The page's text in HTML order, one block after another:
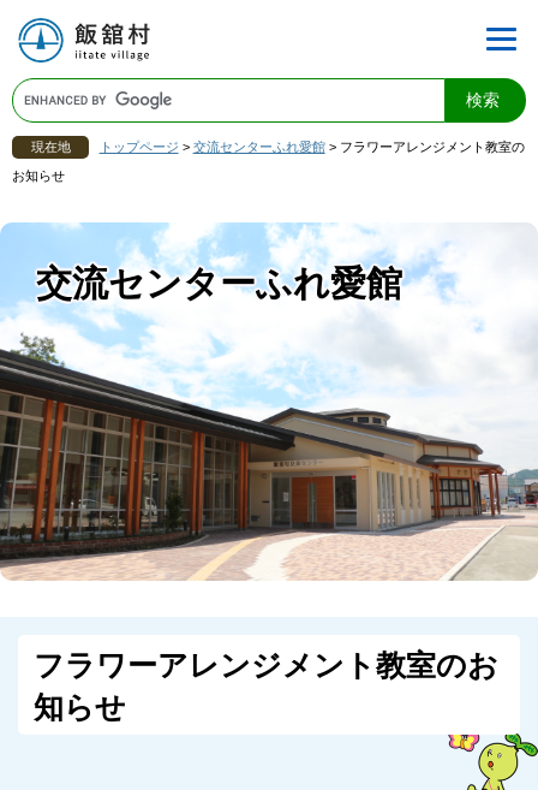
現在地 トップページ > 交流センターふれ愛館 > フラワーアレンジメント教室の
お知らせ
交流センターふれ愛館
フラワーアレンジメント教室のお
知らせ